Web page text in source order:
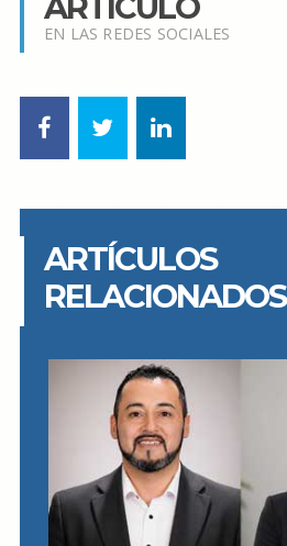
EN LAS REDES SOCIALES
ARTÍCULOS
RELACIONADOS